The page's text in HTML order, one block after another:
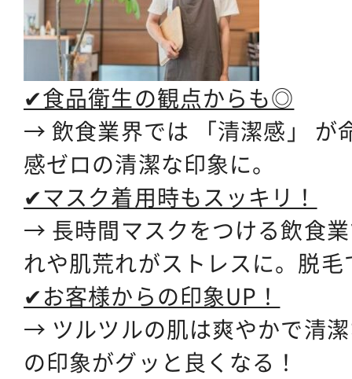
✔食品衛生の観点からも◎
→ 飲食業界では 「清潔感」 が
感ゼロの清潔な印象に。
✔マスク着用時もスッキリ！
→ 長時間マスクをつける飲食
れや肌荒れがストレスに。脱
✔お客様からの印象UP！
→ ツルツルの肌は爽やかで清
の印象がグッと良くなる！